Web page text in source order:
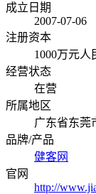
成立日期
2007-07-06
注册资本
1000万元人
经营状态
在营
所属地区
广东省东莞
品牌/产品
健客网
官网
http://